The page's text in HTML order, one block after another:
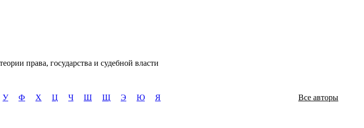
права, государства и судебной власти
У Ф Х Ц Ч Ш Щ Э Ю Я Все авторы